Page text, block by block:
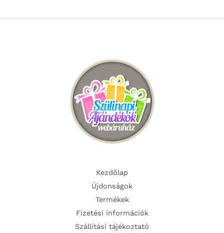
Kezdőlap
Újdonságok
Termékek
Fizetési információk
Szállítási tájékoztató